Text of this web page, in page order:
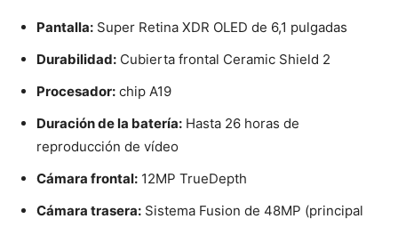
Pantalla: Super Retina XDR OLED de 6,1 pulgadas
Durabilidad: Cubierta frontal Ceramic Shield 2
Procesador: chip A19
Duración de la batería: Hasta 26 horas de
reproducción de vídeo
Cámara frontal: 12MP TrueDepth
Cámara trasera: Sistema Fusion de 48MP (principal